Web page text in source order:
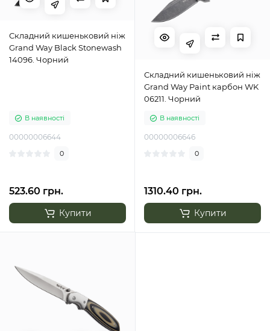
Складний кишеньковий ніж
Grand Way Black Stonewash
14096. Чорний
В наявності
00000006644
0
523.60 грн.
Купити
Складний кишеньковий ніж
Grand Way Paint карбон WK
06211. Чорний
В наявності
00000006646
0
1310.40 грн.
Купити